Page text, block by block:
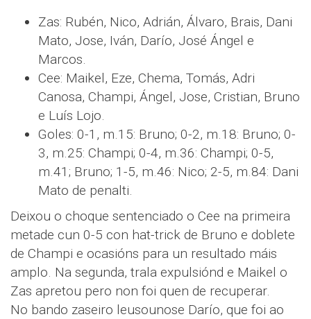
Zas: Rubén, Nico, Adrián, Álvaro, Brais, Dani
Mato, Jose, Iván, Darío, José Ángel e
Marcos.
Cee: Maikel, Eze, Chema, Tomás, Adri
Canosa, Champi, Ángel, Jose, Cristian, Bruno
e Luís Lojo.
Goles: 0-1, m.15: Bruno; 0-2, m.18: Bruno; 0-
3, m.25: Champi; 0-4, m.36: Champi; 0-5,
m.41; Bruno; 1-5, m.46: Nico; 2-5, m.84: Dani
Mato de penalti.
Deixou o choque sentenciado o Cee na primeira
metade cun 0-5 con hat-trick de Bruno e doblete
de Champi e ocasións para un resultado máis
amplo. Na segunda, trala expulsiónd e Maikel o
Zas apretou pero non foi quen de recuperar.
No bando zaseiro leusounose Darío, que foi ao